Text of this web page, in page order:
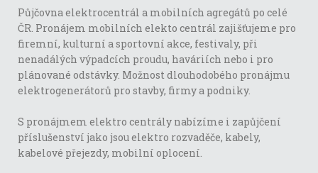
Půjčovna elektrocentrál a mobilních agregátů po celé
ČR. Pronájem mobilních elekto centrál zajišťujeme pro
firemní, kulturní a sportovní akce, festivaly, při
nenadálých výpadcích proudu, haváriích nebo i pro
plánované odstávky. Možnost dlouhodobého pronájmu
elektrogenerátorů pro stavby, firmy a podniky.
S pronájmem elektro centrály nabízíme i zapůjčení
příslušenství jako jsou elektro rozvaděče, kabely,
kabelové přejezdy, mobilní oplocení.